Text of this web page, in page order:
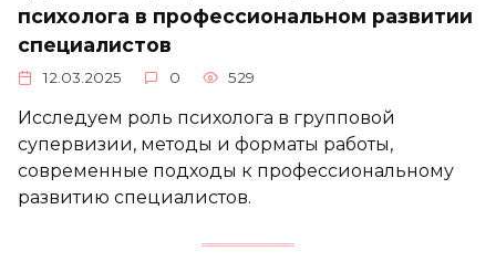
психолога в профессиональном развитии
специалистов
12.03.2025 0 529
Исследуем роль психолога в групповой
супервизии, методы и форматы работы,
современные подходы к профессиональному
развитию специалистов.